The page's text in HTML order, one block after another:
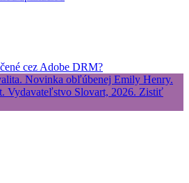
cez Adobe DRM?